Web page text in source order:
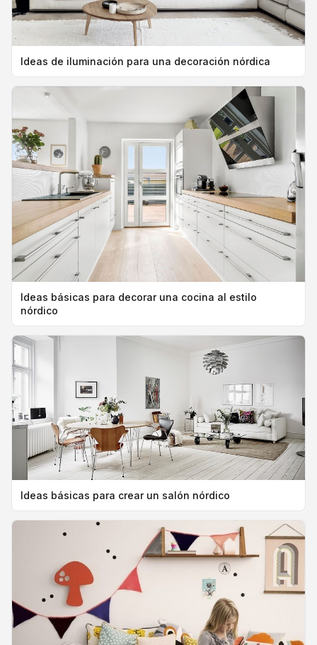
Ideas de iluminación para una decoración nórdica
Ideas básicas para decorar una cocina al estilo
nórdico
Ideas básicas para crear un salón nórdico